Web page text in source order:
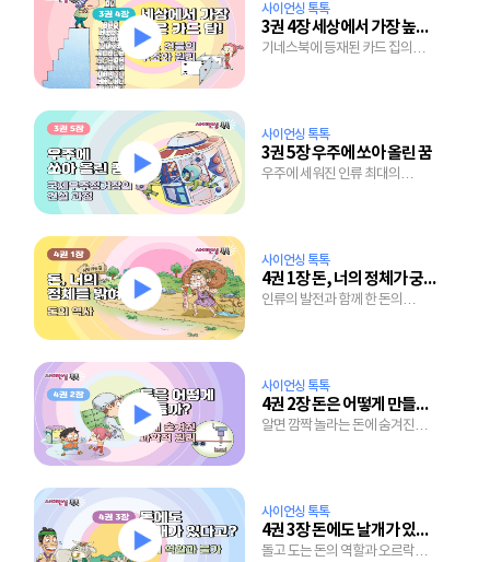
사이언싱 톡톡
3권 4장 세상에서 가장 높은 카드 탑!
기네스북에 등재된 카드 집의
사이언싱 톡톡
3권 5장 우주에 쏘아 올린 꿈
우주에 세워진 인류 최대의
사이언싱 톡톡
4권 1장 돈, 너의 정체가 궁금해!
인류의 발전과 함께 한 돈의
사이언싱 톡톡
4권 2장 돈은 어떻게 만들어질까?
알면 깜짝 놀라는 돈에 숨겨진
사이언싱 톡톡
4권 3장 돈에도 날개가 있다고?
돌고 도는 돈의 역할과 오르락